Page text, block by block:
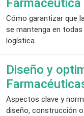
Farmacéutica
Cómo garantizar que
se mantenga en
logística.
Diseño y
Aspectos clave y
diseño, construcción